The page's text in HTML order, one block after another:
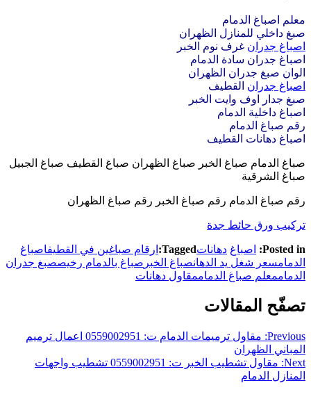
معلم اصباغ الدمام
صبغ داخلي للمنازل الظهران
اصباغ جدران غرف نوم الخبر
اصباغ جدران سادة الدمام
الوان صبغ جدران الظهران
اصباغ جدران القطيف
صبغ جدار اوف وايت الخبر
اصباغ داخلية الدمام
رقم صباغ الدمام
اصباغ دهانات القطيف
صباغ الدمام صباغ الخبر صباغ الظهران صباغ القطيف صباغ الجبيل
صباغ الشرقية
رقم صباغ الدمام رقم صباغ الخبر رقم صباغ الظهران
تركيب ورق حائط جدة
Posted in: اصباغ دهاناتTagged: ارقام صباغين في القطيفاصباغ
الدمامسعر شغل يد الدهانصباغ الخبر صباغ بالدمام رخيصصبغ جدران
الدماممعلم صباغ الدماممقاول دهانات
تصفّح المقالات
Previous:
مقاول ترميمات الدمام ت: 0559002951 اعمال ترميم
المباني الظهران
Next:
مقاول تشطيب الخبر ت: 0559002951 تشطيب واجهات
المنازل الدمام